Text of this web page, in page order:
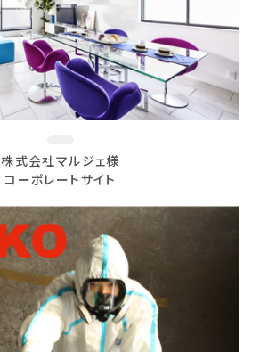
株式会社マルジェ様
コーポレートサイト